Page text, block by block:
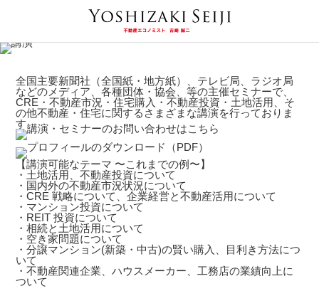
全国主要新聞社（全国紙・地方紙）、テレビ局、ラジオ局
などのメディア、各種団体・協会、等の主催セミナーで、
CRE・不動産市況・住宅購入・不動産投資・土地活用、そ
の他不動産・住宅に関するさまざまな講演を行っておりま
す。
【講演可能なテーマ 〜これまでの例〜】
・土地活用、不動産投資について
・国内外の不動産市況状況について
・CRE 戦略について、企業経営と不動産活用について
・マンション投資について
・REIT 投資について
・相続と土地活用について
・空き家問題について
・分譲マンション(新築・中古)の賢い購入、目利き方法につ
いて
・不動産関連企業、ハウスメーカー、工務店の業績向上に
ついて